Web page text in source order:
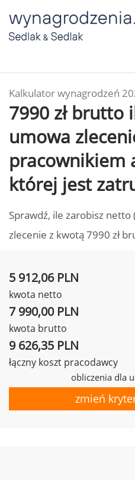
Kalkulator wynagrodzeń
7990 zł brutto
umowa
pracownikiem
której jest
Sprawdź, ile zarobisz
zlecenie z kwotą 7990 zł
5 912,06 PLN
kwota netto
7 990,00 PLN
kwota brutto
9 626,35 PLN
łączny koszt pracodawcy
obliczenia dla
zmień